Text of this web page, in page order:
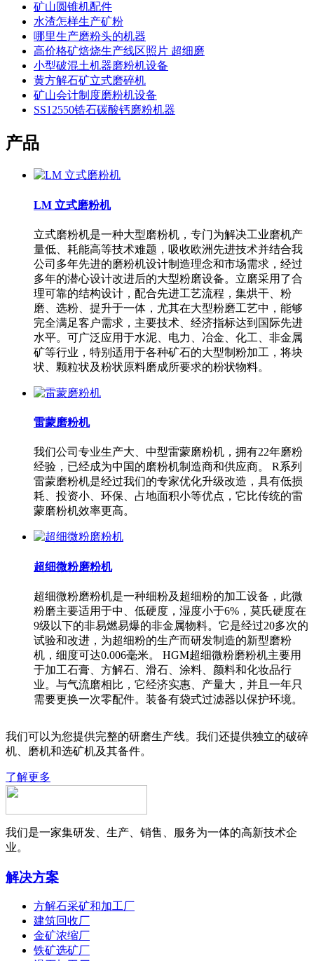
矿山圆锥机配件
水渣怎样生产矿粉
哪里生产磨粉头的机器
高价格矿焙烧生产线区照片 超细磨
小型破混土机器磨粉机设备
黄方解石矿立式磨碎机
矿山会计制度磨粉机设备
SS12550锆石碳酸钙磨粉机器
产品
LM 立式磨粉机
立式磨粉机是一种大型磨粉机，专门为解决工业磨机产
量低、耗能高等技术难题，吸收欧洲先进技术并结合我
公司多年先进的磨粉机设计制造理念和市场需求，经过
多年的潜心设计改进后的大型粉磨设备。立磨采用了合
理可靠的结构设计，配合先进工艺流程，集烘干、粉
磨、选粉、提升于一体，尤其在大型粉磨工艺中，能够
完全满足客户需求，主要技术、经济指标达到国际先进
水平。可广泛应用于水泥、电力、冶金、化工、非金属
矿等行业，特别适用于各种矿石的大型制粉加工，将块
状、颗粒状及粉状原料磨成所要求的粉状物料。
雷蒙磨粉机
我们公司专业生产大、中型雷蒙磨粉机，拥有22年磨粉
经验，已经成为中国的磨粉机制造商和供应商。 R系列
雷蒙磨粉机是经过我们的专家优化升级改造，具有低损
耗、投资小、环保、占地面积小等优点，它比传统的雷
蒙磨粉机效率更高。
超细微粉磨粉机
超细微粉磨粉机是一种细粉及超细粉的加工设备，此微
粉磨主要适用于中、低硬度，湿度小于6%，莫氏硬度在
9级以下的非易燃易爆的非金属物料。它是经过20多次的
试验和改进，为超细粉的生产而研发制造的新型磨粉
机，细度可达0.006毫米。 HGM超细微粉磨粉机主要用
于加工石膏、方解石、滑石、涂料、颜料和化妆品行
业。与气流磨相比，它经济实惠、产量大，并且一年只
需要更换一次零配件。装备有袋式过滤器以保护环境。
我们可以为您提供完整的研磨生产线。我们还提供独立的破碎
机、磨机和选矿机及其备件。
了解更多
我们是一家集研发、生产、销售、服务为一体的高新技术企
业。
解决方案
方解石采矿和加工厂
建筑回收厂
金矿浓缩厂
铁矿选矿厂